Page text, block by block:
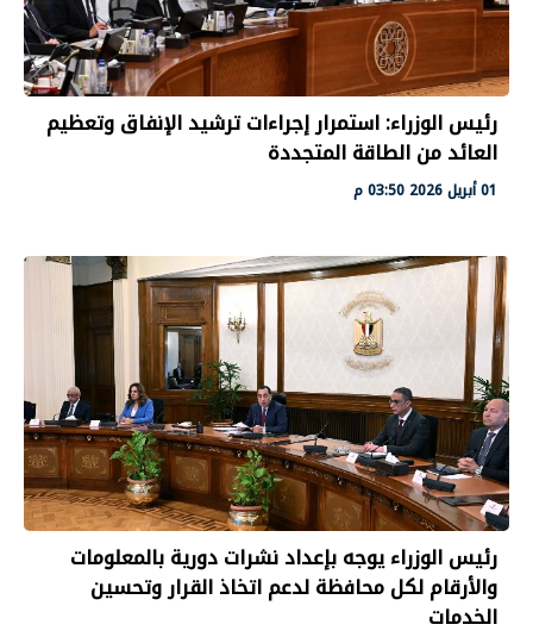
رئيس الوزراء: استمرار إجراءات ترشيد الإنفاق وتعظيم
العائد من الطاقة المتجددة
01 أبريل 2026 03:50 م
رئيس الوزراء يوجه بإعداد نشرات دورية بالمعلومات
والأرقام لكل محافظة لدعم اتخاذ القرار وتحسين
الخدمات